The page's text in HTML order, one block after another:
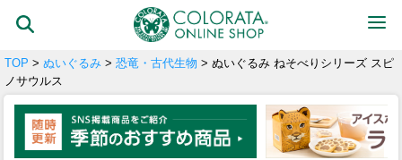
TOP > ぬいぐるみ > 恐竜・古代生物 > ぬいぐるみ ねそべりシリーズ スピ
ノサウルス